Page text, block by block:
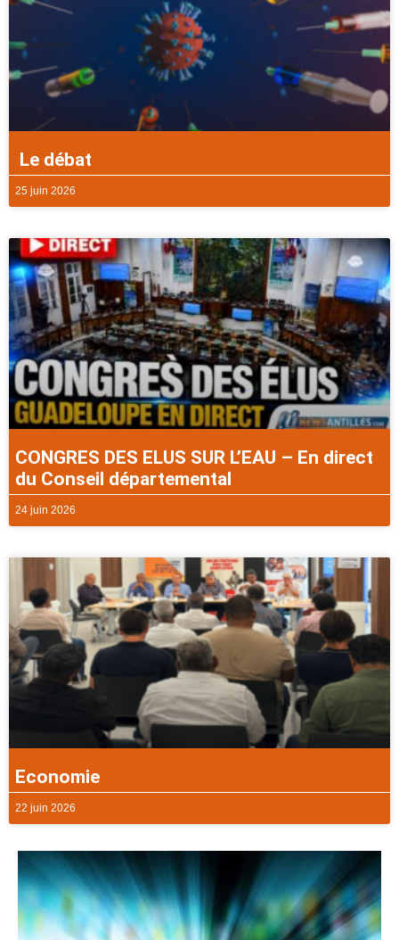
Le débat
25 juin 2026
CONGRES DES ELUS SUR L’EAU – En direct
du Conseil départemental
24 juin 2026
Economie
22 juin 2026